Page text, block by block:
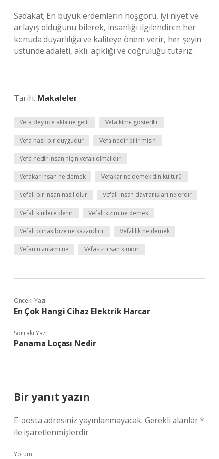
Sadakat; En büyük erdemlerin hoşgörü, iyi niyet ve
anlayış olduğunu bilerek, insanlığı ilgilendiren her
konuda duyarlılığa ve kaliteye önem verir, her şeyin
üstünde adaleti, aklı, açıklığı ve doğruluğu tutarız.
Tarih: Makaleler
Vefa deyince akla ne gelir Vefa kime gösterilir
Vefa nasıl bir duygudur Vefa nedir bilir misin
Vefa nedir insan niçin vefalı olmalıdır
Vefakar insan ne demek Vefakar ne demek din kültürü
Vefalı bir insan nasıl olur Vefalı insan davranışları nelerdir
Vefalı kimlere denir Vefalı kızım ne demek
Vefalı olmak bize ne kazandırır Vefalılık ne demek
Vefanın anlamı ne Vefasız insan kimdir
Önceki Yazı
En Çok Hangi Cihaz Elektrik Harcar
Sonraki Yazı
Panama Loçası Nedir
Bir yanıt yazın
E-posta adresiniz yayınlanmayacak. Gerekli alanlar*
ile işaretlenmişlerdir
Yorum